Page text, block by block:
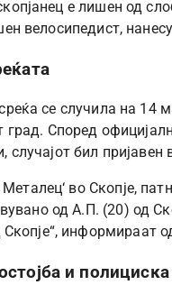
е лишен од
велосипедист,
се случила на 14
град. Според
случајот бил
во Скопје,
од А.П. (20) од
информираат
и полициска